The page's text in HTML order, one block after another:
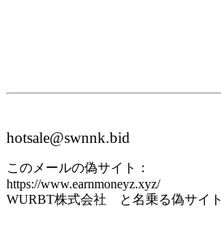
hotsale@swnnk.bid
このメールの偽サイト：
https://www.earnmoneyz.xyz/
WURBT株式会社 と名乗る偽サイト